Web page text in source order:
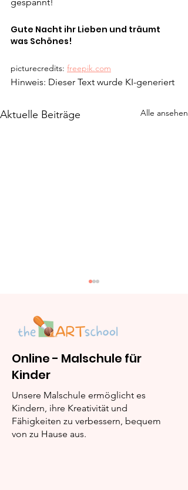
Gute Nacht ihr Lieben und träumt
was Schönes!
picturecredits: freepik.com
Hinweis: Dieser Text wurde KI-generiert
Aktuelle Beiträge Alle ansehen
„Lina rettet Buntalot
vor dem Erfrieren“
Online - Malschule für
Kinder
Unsere Malschule ermöglicht es
Kindern, ihre Kreativität und
Fähigkeiten zu verbessern, bequem
von zu Hause aus.